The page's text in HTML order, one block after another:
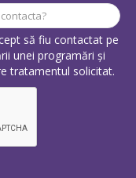
să fiu contactat pe
unei programări și
tratamentul solicitat.